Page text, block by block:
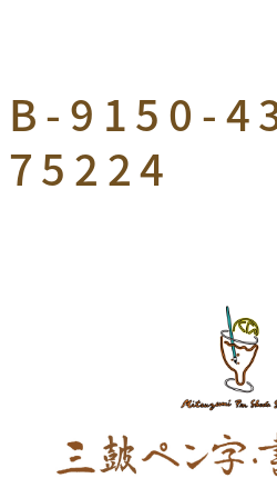
9150-